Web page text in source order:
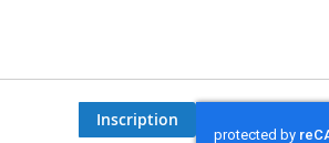
Inscription